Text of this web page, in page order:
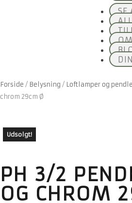
SE
Forside / Belysning / Loftlamper og
chrom 29cm Ø
Udsolgt!
PH 3/2
OG CHROM